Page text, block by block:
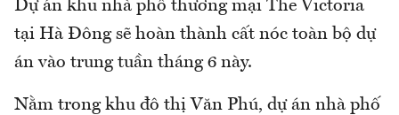
Dự án khu nhà phố thương mại The Victoria
tại Hà Đông sẽ hoàn thành cất nóc toàn bộ dự
án vào trung tuần tháng 6 này.
Nằm trong khu đô thị Văn Phú, dự án nhà phố